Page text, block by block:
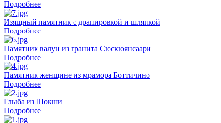
Подробнее
Изящный памятник с драпировкой и шляпкой
Подробнее
Памятник валун из гранита Сюскюянсаари
Подробнее
Памятник женщине из мрамора Боттичино
Подробнее
Глыба из Шокши
Подробнее